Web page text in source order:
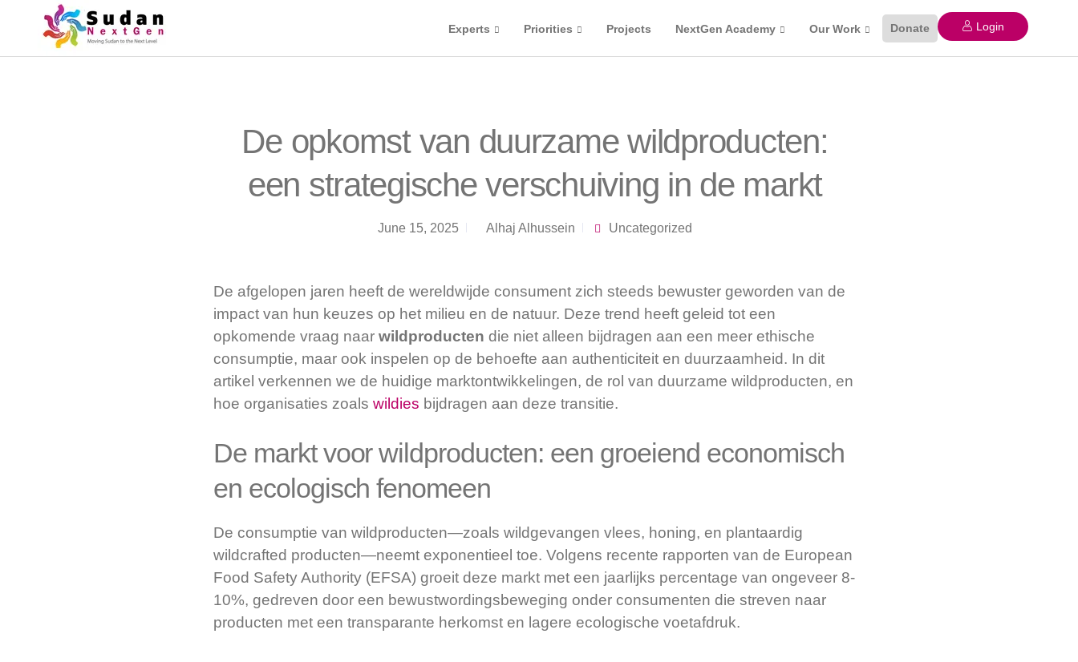
Experts Priorities Projects NextGen Academy Our Work Donate Login
De opkomst van duurzame wildproducten:
een strategische verschuiving in de markt
June 15, 2025 Alhaj Alhussein Uncategorized
De afgelopen jaren heeft de wereldwijde consument zich steeds bewuster geworden van de
impact van hun keuzes op het milieu en de natuur. Deze trend heeft geleid tot een
opkomende vraag naar wildproducten die niet alleen bijdragen aan een meer ethische
consumptie, maar ook inspelen op de behoefte aan authenticiteit en duurzaamheid. In dit
artikel verkennen we de huidige marktontwikkelingen, de rol van duurzame wildproducten, en
hoe organisaties zoals wildies bijdragen aan deze transitie.
De markt voor wildproducten: een groeiend economisch
en ecologisch fenomeen
De consumptie van wildproducten—zoals wildgevangen vlees, honing, en plantaardig
wildcrafted producten—neemt exponentieel toe. Volgens recente rapporten van de European
Food Safety Authority (EFSA) groeit deze markt met een jaarlijks percentage van ongeveer 8-
10%, gedreven door een bewustwordingsbeweging onder consumenten die streven naar
producten met een transparante herkomst en lagere ecologische voetafdruk.